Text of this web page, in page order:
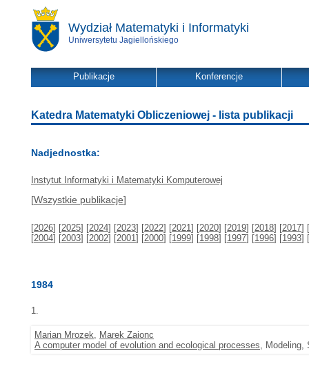
Wydział Matematyki i Informatyki
Uniwersytetu Jagiellońskiego
Publikacje Konferencje
Katedra Matematyki Obliczeniowej - lista publikacji
Nadjednostka:
Instytut Informatyki i Matematyki Komputerowej
[Wszystkie publikacje]
[2026] [2025] [2024] [2023] [2022] [2021] [2020] [2019] [2018] [2017] [
[2004] [2003] [2002] [2001] [2000] [1999] [1998] [1997] [1996] [1993] [
1984
1.
Marian Mrozek, Marek Zaionc
A computer model of evolution and ecological processes, Modeling,